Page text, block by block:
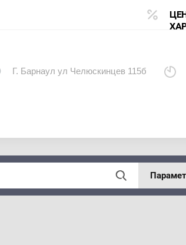
Г. Барнаул ул Челюскинцев 115б